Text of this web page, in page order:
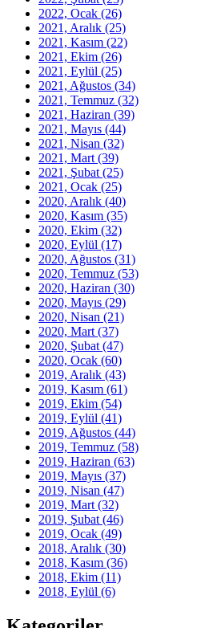
2022, Ocak (26)
2021, Aralık (25)
2021, Kasım (22)
2021, Ekim (26)
2021, Eylül (25)
2021, Ağustos (34)
2021, Temmuz (32)
2021, Haziran (39)
2021, Mayıs (44)
2021, Nisan (32)
2021, Mart (39)
2021, Şubat (25)
2021, Ocak (25)
2020, Aralık (40)
2020, Kasım (35)
2020, Ekim (32)
2020, Eylül (17)
2020, Ağustos (31)
2020, Temmuz (53)
2020, Haziran (30)
2020, Mayıs (29)
2020, Nisan (21)
2020, Mart (37)
2020, Şubat (47)
2020, Ocak (60)
2019, Aralık (43)
2019, Kasım (61)
2019, Ekim (54)
2019, Eylül (41)
2019, Ağustos (44)
2019, Temmuz (58)
2019, Haziran (63)
2019, Mayıs (37)
2019, Nisan (47)
2019, Mart (32)
2019, Şubat (46)
2019, Ocak (49)
2018, Aralık (30)
2018, Kasım (36)
2018, Ekim (11)
2018, Eylül (6)